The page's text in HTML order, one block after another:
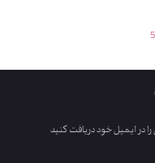
5
در ایمیل خود دریافت کنید